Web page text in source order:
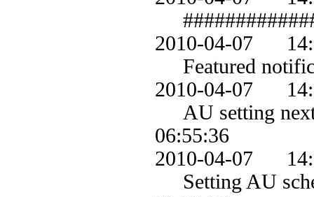
2010-04-07
Featured
2010-04-07
AU setting next
06:55:36
2010-04-07
Setting AU